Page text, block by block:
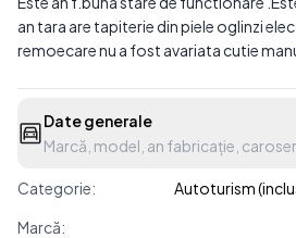
an tara are tapiterie din piele oglinzi
remoecare nu a fost avariata cutie
Date generale
Marcă, model, an fabricație,
Categorie:
Autoturism
Marcă: